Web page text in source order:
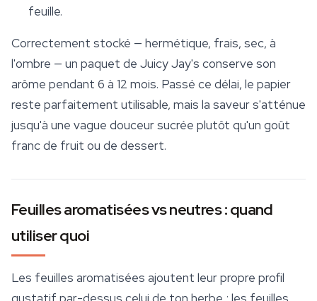
feuille.
Correctement stocké — hermétique, frais, sec, à
l'ombre — un paquet de Juicy Jay's conserve son
arôme pendant 6 à 12 mois. Passé ce délai, le papier
reste parfaitement utilisable, mais la saveur s'atténue
jusqu'à une vague douceur sucrée plutôt qu'un goût
franc de fruit ou de dessert.
Feuilles aromatisées vs neutres : quand
utiliser quoi
Les feuilles aromatisées ajoutent leur propre profil